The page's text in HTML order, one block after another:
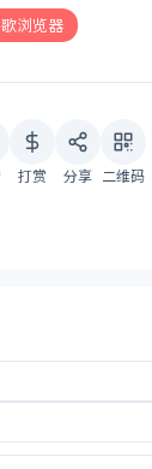
浏览器
打赏 分享 二维码